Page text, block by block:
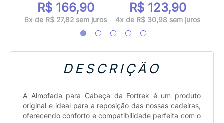
R$ 166,90
6x de R$ 27,82 sem juros
R$ 123,90
4x de R$ 30,98 sem juros
DESCRIÇÃO
A Almofada para Cabeça da Fortrek é um produto
original e ideal para a reposição das nossas cadeiras,
oferecendo conforto e compatibilidade perfeita com o